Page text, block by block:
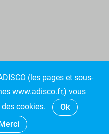
• Mentions légales
(les pages et sous-
www.adisco.fr,) vous
cookies.
Ok